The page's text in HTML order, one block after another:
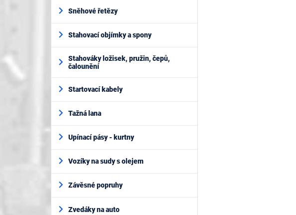
Sněhové řetězy
Stahovací objímky a spony
Stahováky ložisek, pružin, čepů,
čalounění
Startovací kabely
Tažná lana
Upínací pásy - kurtny
Vozíky na sudy s olejem
Závěsné popruhy
Zvedáky na auto